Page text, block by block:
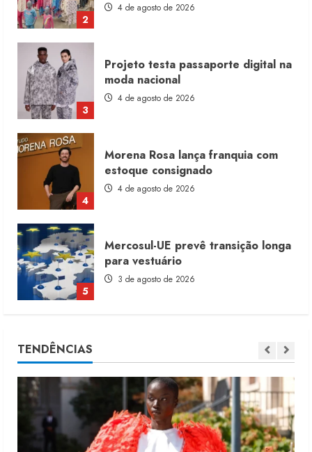
3
4 de agosto de 2026
4
Morena Rosa lança franquia com
estoque consignado
4 de agosto de 2026
5
Mercosul-UE prevê transição longa
para vestuário
3 de agosto de 2026
1
Renata Caixeta assume Movimento
Sou de Algodão
5 de agosto de 2026
2
Projeto testa passaporte digital na
moda nacional
TENDÊNCIAS